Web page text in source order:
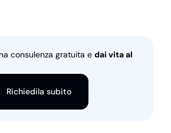
consulenza gratuita e dai vita al
Richiedila subito